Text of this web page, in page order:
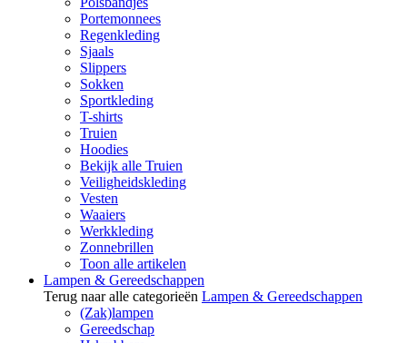
Portemonnees
Regenkleding
Sjaals
Slippers
Sokken
Sportkleding
T-shirts
Truien
Hoodies
Bekijk alle Truien
Veiligheidskleding
Vesten
Waaiers
Werkkleding
Zonnebrillen
Toon alle artikelen
Lampen & Gereedschappen
Terug naar alle categorieën Lampen & Gereedschappen
(Zak)lampen
Gereedschap